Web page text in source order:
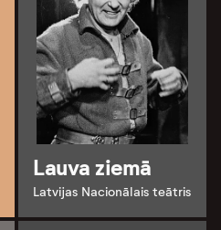
Lauva ziemā
Latvijas Nacionālais teātris